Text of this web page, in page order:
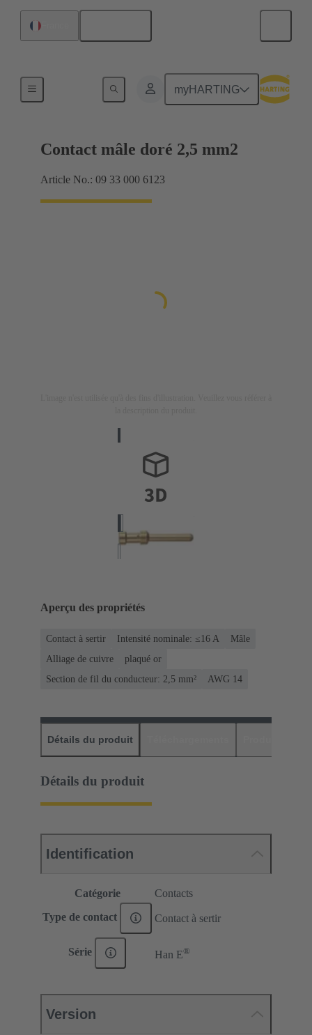
myHARTING
Contact mâle doré 2,5 mm2
Article No.: 09 33 000 6123
Aperçu des propriétés
Contact à sertir Intensité nominale: ≤16 A
Mâle
Alliage de cuivre
plaqué or
Section de fil du conducteur: 2,5 mm²
AWG 14
Détails du produit
Détails du produit
Identification
Catégorie Contacts
Type de contact Contact à sertir
Série Han E®
Version